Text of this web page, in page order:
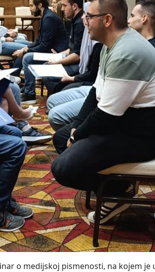
o medijskoj pismenosti, na kojem